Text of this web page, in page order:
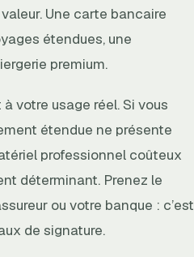
Une carte bancaire
étendues, une
premium.
votre usage réel. Si vous
étendue ne présente
professionnel coûteux
déterminant. Prenez le
ou votre banque : c’est
de signature.